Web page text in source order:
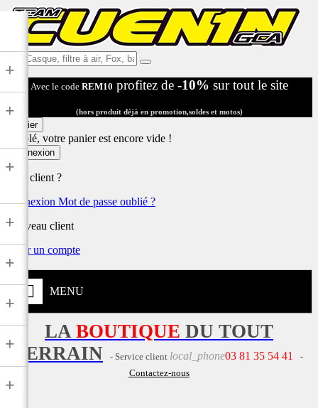
Ex:
Casque,
filtre
air,
Fox,
...
Avec le code REM10 profitez de -10% sur tout le site
(hors produit déjà en promotion,soldes et motos)
Panier
Désolé, votre panier est encore vide !
Connexion
Déjà client ?
Connexion Mot de passe oublié ?
Nouveau client
Créer un compte
MENU
+
+
+
+
+
+
+
+
LA BOUTIQUE DU TOUT
TERRAIN
- Service client local_phone03 81 35 54 41
-
Contactez-nous